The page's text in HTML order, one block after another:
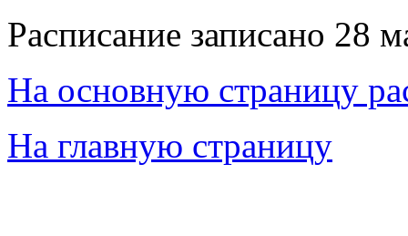
Расписание записано 28
На основную страницу
На главную страницу